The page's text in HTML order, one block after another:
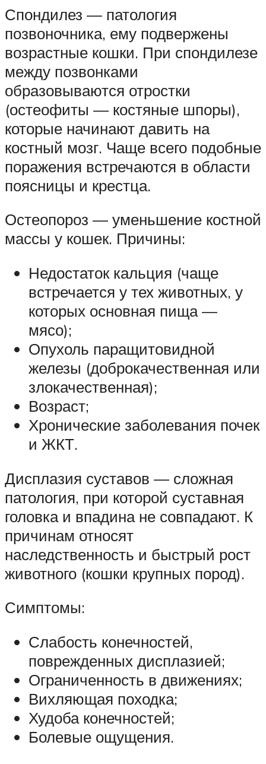
Спондилез — патология
позвоночника, ему подвержены
возрастные кошки. При спондилезе
между позвонками
образовываются отростки
(остеофиты — костяные шпоры),
которые начинают давить на
костный мозг. Чаще всего подобные
поражения встречаются в области
поясницы и крестца.
Остеопороз — уменьшение костной
массы у кошек. Причины:
Недостаток кальция (чаще
встречается у тех животных, у
которых основная пища —
мясо);
Опухоль паращитовидной
железы (доброкачественная или
злокачественная);
Возраст;
Хронические заболевания почек
и ЖКТ.
Дисплазия суставов — сложная
патология, при которой суставная
головка и впадина не совпадают. К
причинам относят
наследственность и быстрый рост
животного (кошки крупных пород).
Симптомы:
Слабость конечностей,
поврежденных дисплазией;
Ограниченность в движениях;
Вихляющая походка;
Худоба конечностей;
Болевые ощущения.